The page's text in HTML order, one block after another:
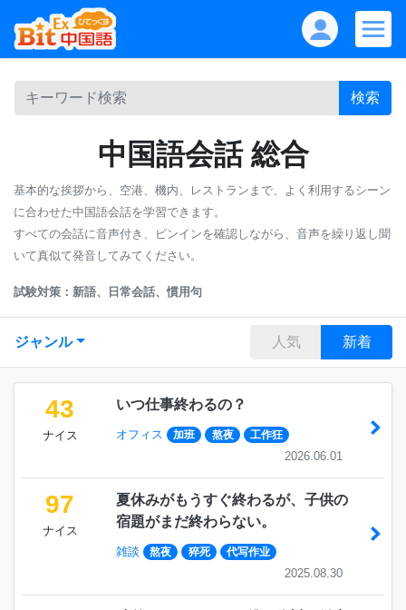
検索
中国語会話 総合
基本的な挨拶から、空港、機内、レストランまで、よく利用するシーン
に合わせた中国語会話を学習できます。
すべての会話に音声付き、ピンインを確認しながら、音声を繰り返し聞
いて真似て発音してみてください。
試験対策：新語、日常会話、慣用句
ジャンル 人気 新着
43
ナイス
いつ仕事終わるの？
オフィス 加班 熬夜 工作狂
2026.06.01
97
ナイス
夏休みがもうすぐ終わるが、子供の
宿題がまだ終わらない。
雑談 熬夜 猝死 代写作业
2025.08.30